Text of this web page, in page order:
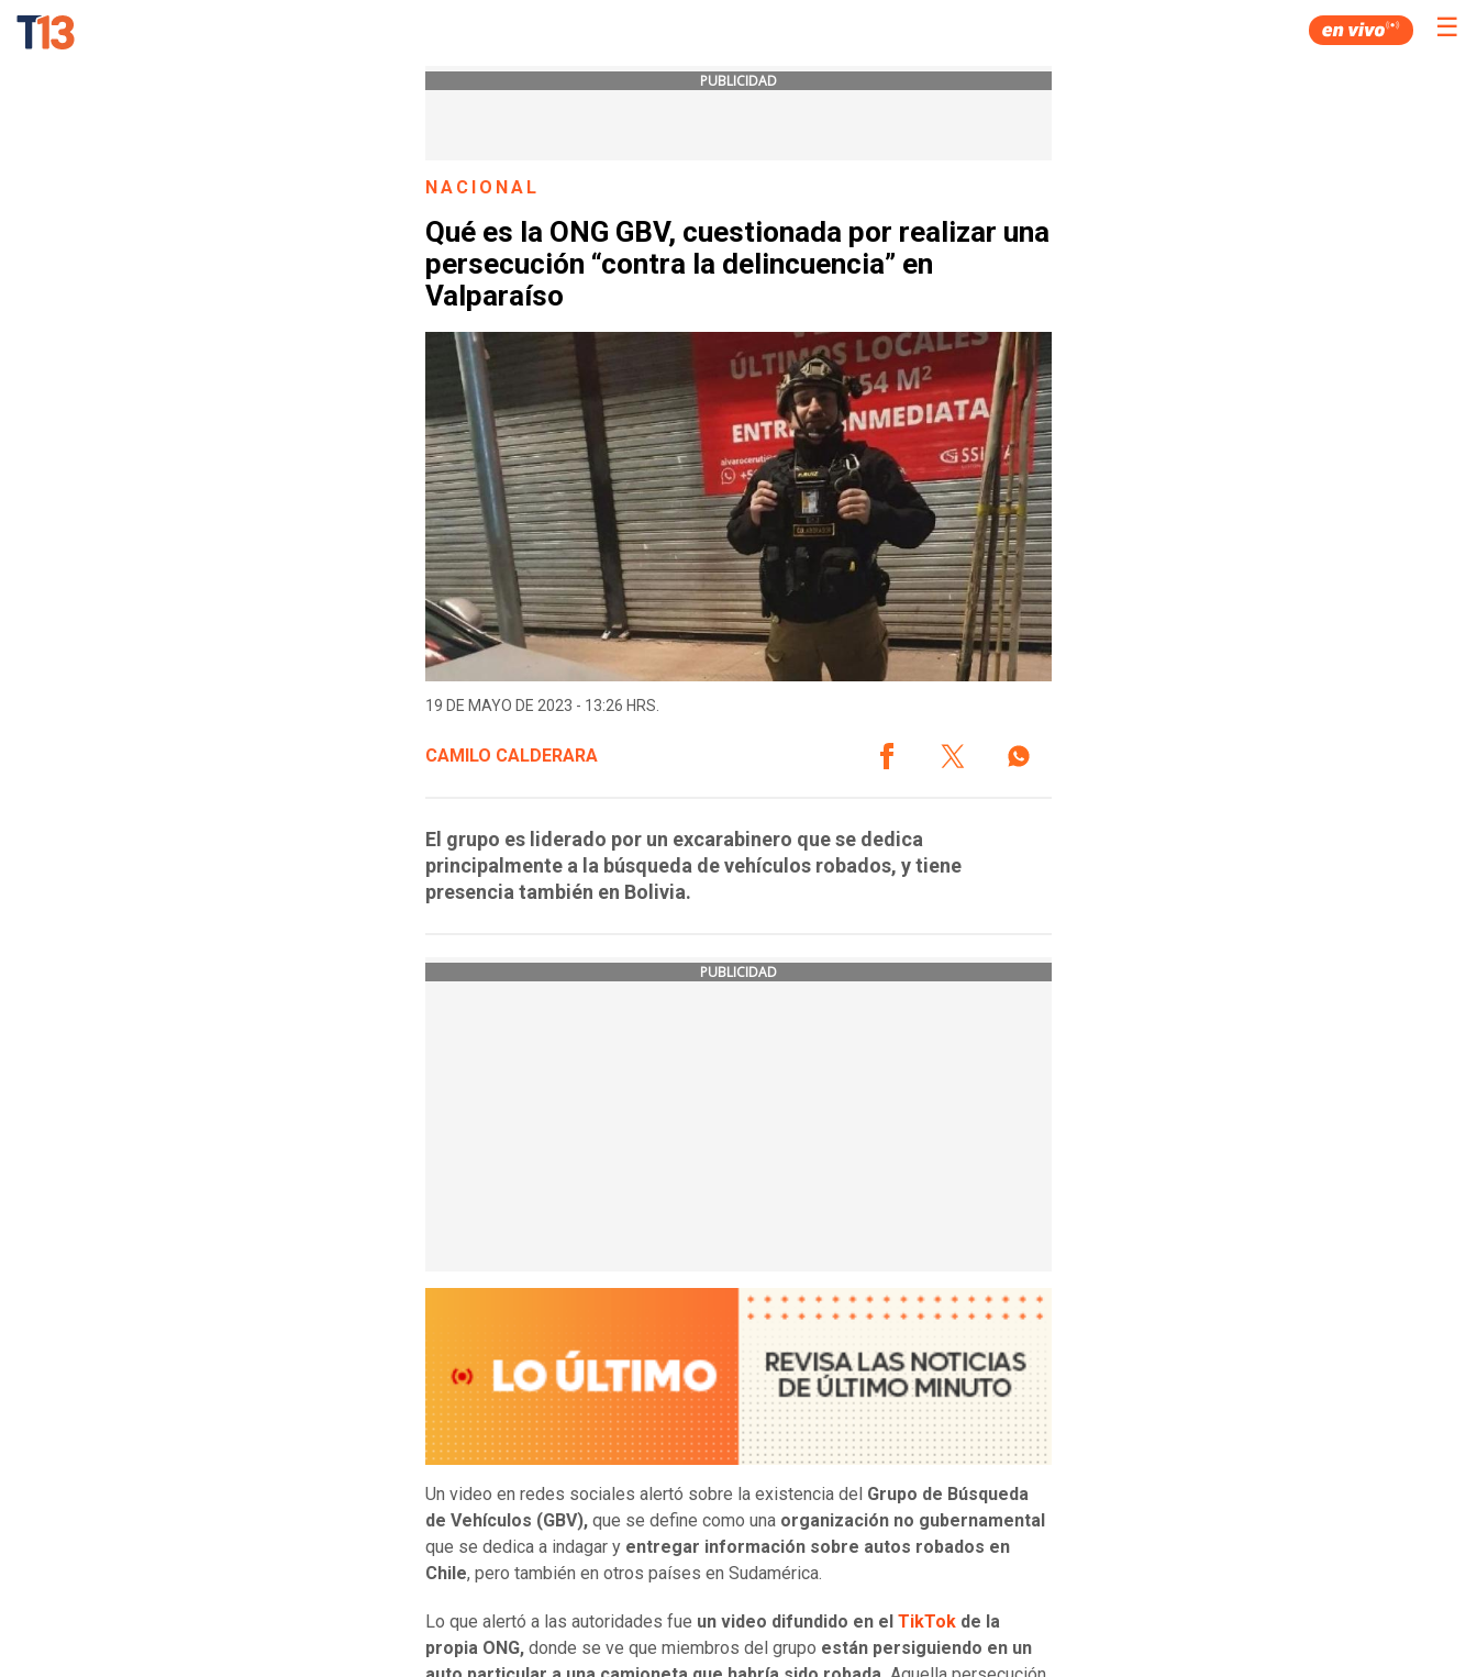
☰
PUBLICIDAD
NACIONAL
Qué es la ONG GBV, cuestionada por realizar una
persecución “contra la delincuencia” en
Valparaíso
19 DE MAYO DE 2023 - 13:26 HRS.
CAMILO CALDERARA
El grupo es liderado por un excarabinero que se dedica
principalmente a la búsqueda de vehículos robados, y tiene
presencia también en Bolivia.
PUBLICIDAD
Un video en redes sociales alertó sobre la existencia del Grupo de Búsqueda
de Vehículos (GBV), que se define como una organización no gubernamental
que se dedica a indagar y entregar información sobre autos robados en
Chile, pero también en otros países en Sudamérica.
Lo que alertó a las autoridades fue un video difundido en el TikTok de la
propia ONG, donde se ve que miembros del grupo están persiguiendo en un